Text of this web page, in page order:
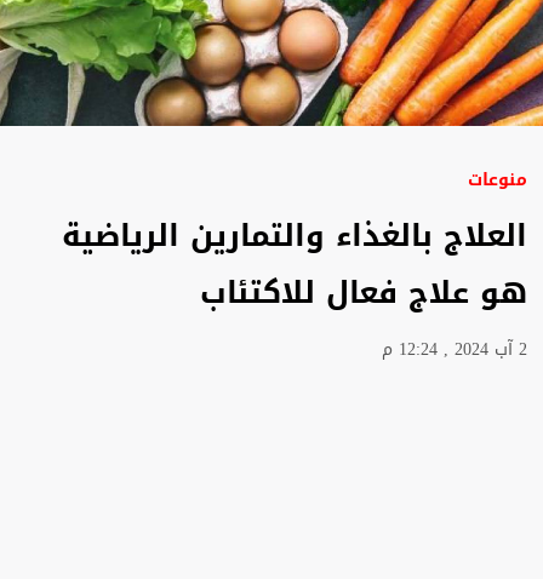
منوعات
العلاج بالغذاء والتمارين الرياضية
هو علاج فعال للاكتئاب
2 آب 2024 , 12:24 م